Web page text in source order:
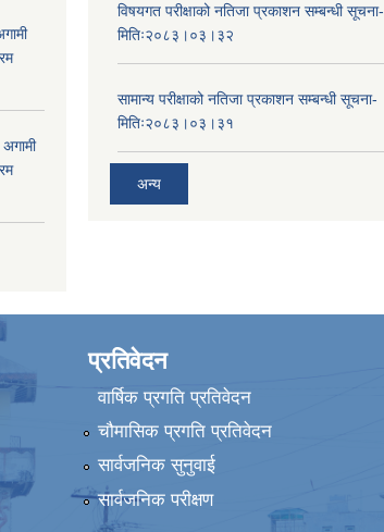
विषयगत परीक्षाको नतिजा प्रकाशन सम्बन्धी सूचना-
मितिः२०८३।०३।३२
सामान्य परीक्षाको नतिजा प्रकाशन सम्बन्धी सूचना-
मितिः२०८३।०३।३१
अन्य
प्रतिवेदन
वार्षिक प्रगति प्रतिवेदन
चौमासिक प्रगति प्रतिवेदन
सार्वजनिक सुनुवाई
सार्वजनिक परीक्षण